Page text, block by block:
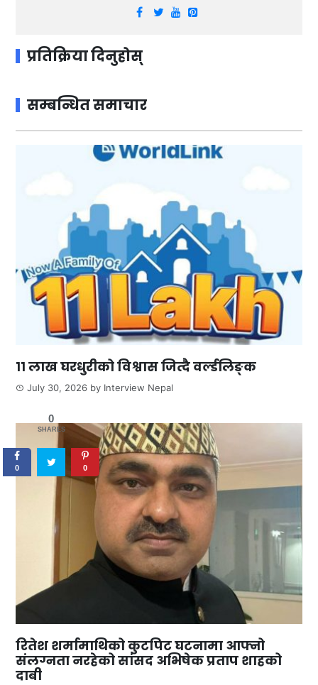
प्रतिक्रिया दिनुहोस्
सम्बन्धित समाचार
११ लाख घरधुरीको विश्वास जित्दै वर्ल्डलिङ्क
July 30, 2026 by Interview Nepal
रितेश शर्मामाथिको कुटपिट घटनामा आफ्नो
संलग्नता नरहेको सांसद अभिषेक प्रताप शाहको
दाबी
0
SHARES
0 0